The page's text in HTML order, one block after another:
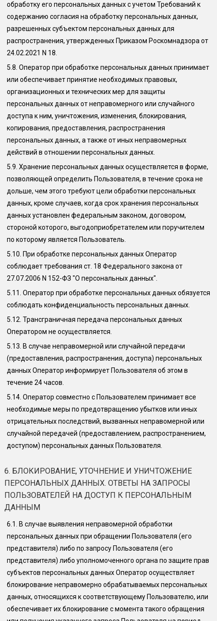
обработку его персональных данных с учетом Требований к
содержанию согласия на обработку персональных данных,
разрешенных субъектом персональных данных для
распространения, утвержденных Приказом Роскомнадзора от
24.02.2021 N 18.
5.8. Оператор при обработке персональных данных принимает
или обеспечивает принятие необходимых правовых,
организационных и технических мер для защиты
персональных данных от неправомерного или случайного
доступа к ним, уничтожения, изменения, блокирования,
копирования, предоставления, распространения
персональных данных, а также от иных неправомерных
действий в отношении персональных данных.
5.9. Хранение персональных данных осуществляется в форме,
позволяющей определить Пользователя, в течение срока не
дольше, чем этого требуют цели обработки персональных
данных, кроме случаев, когда срок хранения персональных
данных установлен федеральным законом, договором,
стороной которого, выгодоприобретателем или поручителем
по которому является Пользователь.
5.10. При обработке персональных данных Оператор
соблюдает требования ст. 18 Федерального закона от
27.07.2006 N 152-ФЗ "О персональных данных".
5.11. Оператор при обработке персональных данных обязуется
соблюдать конфиденциальность персональных данных.
5.12. Трансграничная передача персональных данных
Оператором не осуществляется.
5.13. В случае неправомерной или случайной передачи
(предоставления, распространения, доступа) персональных
данных Оператор информирует Пользователя об этом в
течение 24 часов.
5.14. Оператор совместно с Пользователем принимает все
необходимые меры по предотвращению убытков или иных
отрицательных последствий, вызванных неправомерной или
случайной передачей (предоставлением, распространением,
доступом) персональных данных Пользователя.
6. БЛОКИРОВАНИЕ, УТОЧНЕНИЕ И УНИЧТОЖЕНИЕ
ПЕРСОНАЛЬНЫХ ДАННЫХ. ОТВЕТЫ НА ЗАПРОСЫ
ПОЛЬЗОВАТЕЛЕЙ НА ДОСТУП К ПЕРСОНАЛЬНЫМ
ДАННЫМ
6.1.
В случае выявления неправомерной обработки
персональных данных при обращении Пользователя (его
представителя) либо по запросу Пользователя (его
представителя) либо уполномоченного органа по защите прав
субъектов персональных данных Оператор осуществляет
блокирование неправомерно обрабатываемых персональных
данных, относящихся к соответствующему Пользователю, или
обеспечивает их блокирование с момента такого обращения